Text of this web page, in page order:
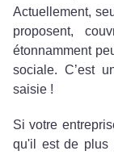
Actuellement,
proposent,
étonnamment
sociale. C’est
saisie !
Si votre
qu'il est de plus